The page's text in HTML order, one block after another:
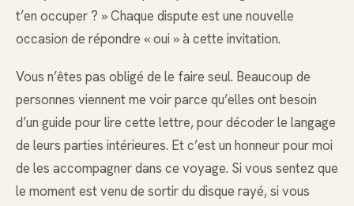
t’en occuper ? » Chaque dispute est une nouvelle
occasion de répondre « oui » à cette invitation.
Vous n’êtes pas obligé de le faire seul. Beaucoup de
personnes viennent me voir parce qu’elles ont besoin
d’un guide pour lire cette lettre, pour décoder le langage
de leurs parties intérieures. Et c’est un honneur pour moi
de les accompagner dans ce voyage. Si vous sentez que
le moment est venu de sortir du disque rayé, si vous